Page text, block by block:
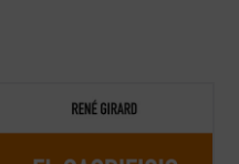
Esta nueva edición, publicada a modo de
conmemoración por el centenario del
girardiano, pues el sacrificio no es un tema